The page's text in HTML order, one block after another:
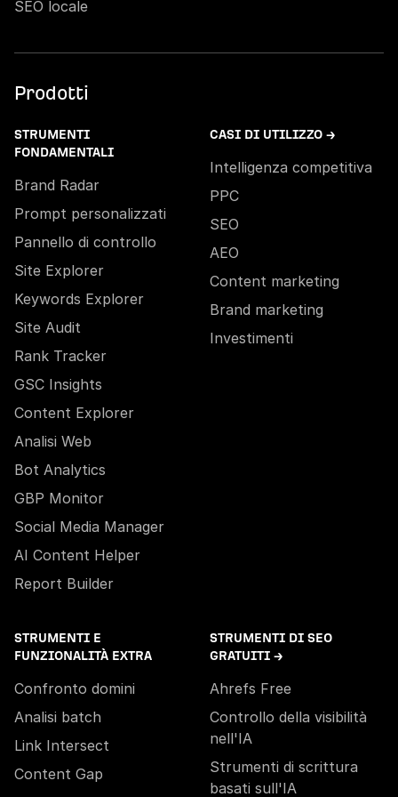
SEO locale
Prodotti
STRUMENTI
FONDAMENTALI
Brand Radar
Prompt personalizzati
Pannello di controllo
Site Explorer
Keywords Explorer
Site Audit
Rank Tracker
GSC Insights
Content Explorer
Analisi Web
Bot Analytics
GBP Monitor
Social Media Manager
AI Content Helper
Report Builder
CASI DI UTILIZZO →
Intelligenza competitiva
PPC
SEO
AEO
Content marketing
Brand marketing
Investimenti
STRUMENTI E
FUNZIONALITÀ EXTRA
Confronto domini
Analisi batch
Link Intersect
Content Gap
STRUMENTI DI SEO
GRATUITI →
Ahrefs Free
Controllo della visibilità
nell'IA
Strumenti di scrittura
basati sull'IA